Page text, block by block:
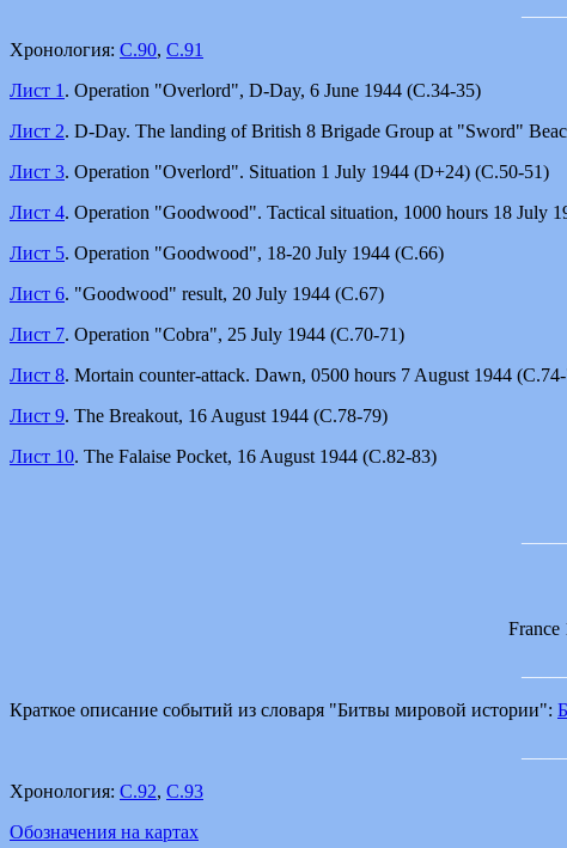
Хронология: С.90, С.91
Лист 1 . Operation "Overlord", D-Day, 6 June 1944 (С.34-35)
Лист 2. D-Day. The landing of British 8 Brigade Group at "Sword"
Лист 3. Operation "Overlord". Situation 1 July 1944 (D+24) (С.50-51)
Лист 4. Operation "Goodwood". Tactical situation, 1000 hours 18 July
Лист 5. Operation "Goodwood", 18-20 July 1944 (С.66)
Лист 6. "Goodwood" result, 20 July 1944 (С.67)
Лист 7. Operation "Cobra", 25 July 1944 (С.70-71)
Лист 8. Mortain counter-attack. Dawn, 0500 hours 7 August 1944
Лист 9. The Breakout, 16 August 1944 (С.78-79)
Лист 10. The Falaise Pocket, 16 August 1944 (С.82-83)
France
Краткое описание событий из словаря "Битвы мировой истории":
Хронология: С.92, С.93
Обозначения на картах